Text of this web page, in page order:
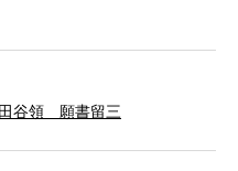
谷領 願書留三